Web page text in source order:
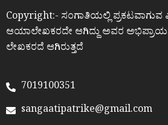
Copyright:- ಸಂಗಾತಿಯಲ್ಲಿ ಪ್ರಕಟವಾಗುವ
ಆಯಾಲೇಖಕರದೇ ಆಗಿದ್ದು ಅವರ
ಲೇಖಕರದೆ ಆಗಿರುತ್ತದೆ
7019100351
sangaatipatrike@gmail.com